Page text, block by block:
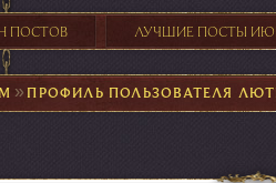
ПОСТОВ ЛУЧШИЕ ПОСТЫ
►ПРОФИЛЬ ПОЛЬЗОВАТЕЛЯ